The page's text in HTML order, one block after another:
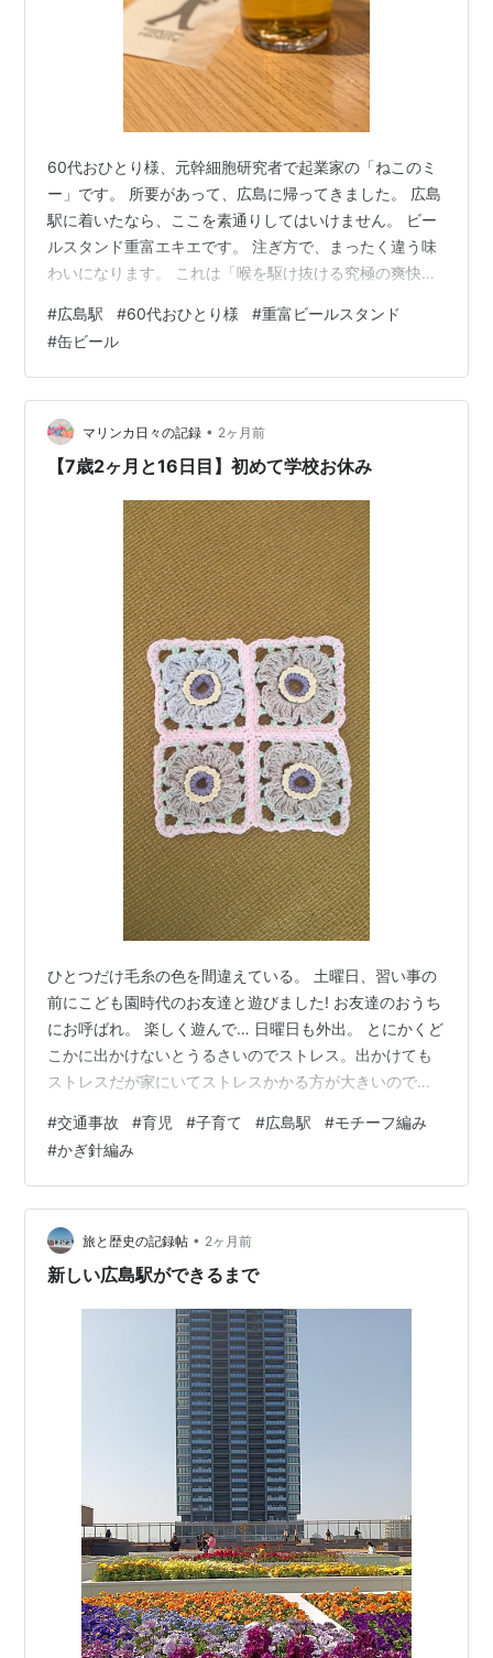
60代おひとり様、元幹細胞研究者で起業家の「ねこのミ
ー」です。 所要があって、広島に帰ってきました。 広島
駅に着いたなら、ここを素通りしてはいけません。 ビー
ルスタンド重富エキエです。 注ぎ方で、まったく違う味
わいになります。 これは「喉を駆け抜ける究極の爽快感
お惣菜を売ってる店舗があるので、事前に調達しておき
ます。 60代おひとり様は、広島駅で、焼き鳥とサラダ、
グイっと一杯のランチでした(笑) 家で飲む時に、缶ビー
ルでどう美味しく注ぐかも、動画でアップされていま
す。 www.youtube.com www.jbja.jp note.com …
#広島駅 #60代おひとり様 #重富ビールスタンド
#缶ビール
マリンカ日々の記録 • 2ヶ月前
【7歳2ヶ月と16日目】初めて学校お休み
ひとつだけ毛糸の色を間違えている。 土曜日、習い事の
前にこども園時代のお友達と遊びました! お友達のおうち
にお呼ばれ。 楽しく遊んで… 日曜日も外出。 とにかくど
こかに出かけないとうるさいのでストレス。出かけても
ストレスだが家にいてストレスかかる方が大きいのでお
ゲートパーク（市民球場跡地） でマルシェがありお知り
合いの方が出店しているのでバスで原爆ドーム前まで。
雨が酷い☔ 残念ながらちょうどご不在の時で会えず後で
また来ようと思ったがひーが『しんどい』と。 最初、土
曜日の疲れかな〜と。 こども科学館で遊ぶ!と途端に元気
になるので行く。 一通…
#交通事故 #育児 #子育て #広島駅 #モチーフ編み
#かぎ針編み
旅と歴史の記録帖 • 2ヶ月前
新しい広島駅ができるまで